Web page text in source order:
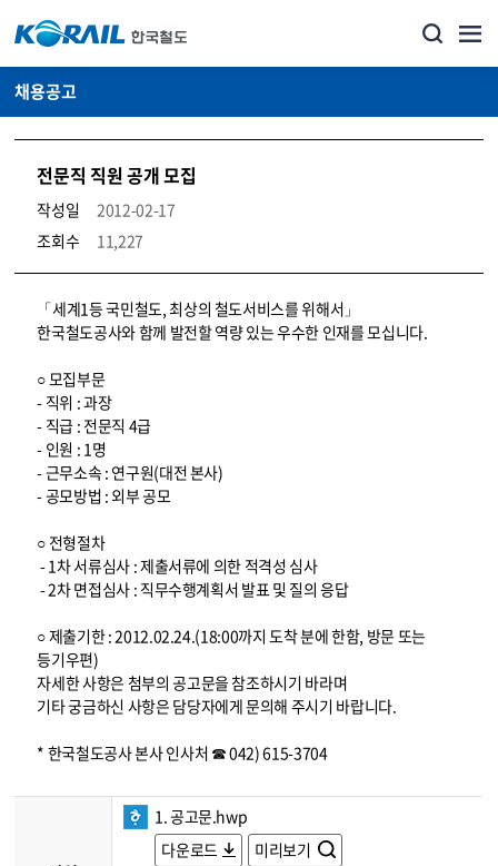
채용공고
전문직 직원 공개 모집
작성일
2012-02-17
조회수
11,227
코레일소개_경영공시_채용공고 상세보기 – 내용, 파일, 담당자 연락처로 구성
「세계1등 국민철도, 최상의 철도서비스를 위해서」
한국철도공사와 함께 발전할 역량 있는 우수한 인재를 모십니다.
○ 모집부문
- 직위 : 과장
- 직급 : 전문직 4급
- 인원 : 1명
- 근무소속 : 연구원(대전 본사)
- 공모방법 : 외부 공모
○ 전형절차
- 1차 서류심사 : 제출서류에 의한 적격성 심사
- 2차 면접심사 : 직무수행계획서 발표 및 질의 응답
○ 제출기한 : 2012.02.24.(18:00까지 도착 분에 한함, 방문 또는
등기우편)
자세한 사항은 첨부의 공고문을 참조하시기 바라며
기타 궁금하신 사항은 담당자에게 문의해 주시기 바랍니다.
* 한국철도공사 본사 인사처 ☎ 042) 615-3704
1. 공고문.hwp
다운로드
미리보기